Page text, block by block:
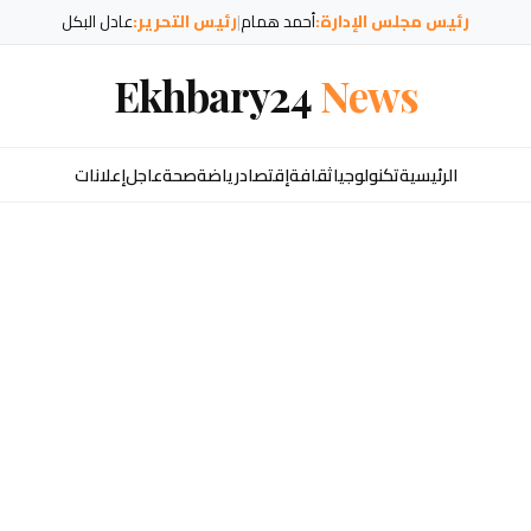
رئيس مجلس الإدارة:أحمد همام|رئيس التحرير:عادل البكل
Ekhbary24News
الرئيسيةتكنولوجياثقافةإقتصادرياضةصحةعاجلإعلانات